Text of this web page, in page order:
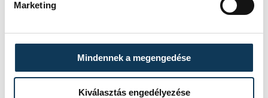
Marketing
Mindennek a megengedése
Kiválasztás engedélyezése
bakonybéli bencésekkel
Mit jelent ma szerzetesnek lenni?
Lemondást vagy inkább